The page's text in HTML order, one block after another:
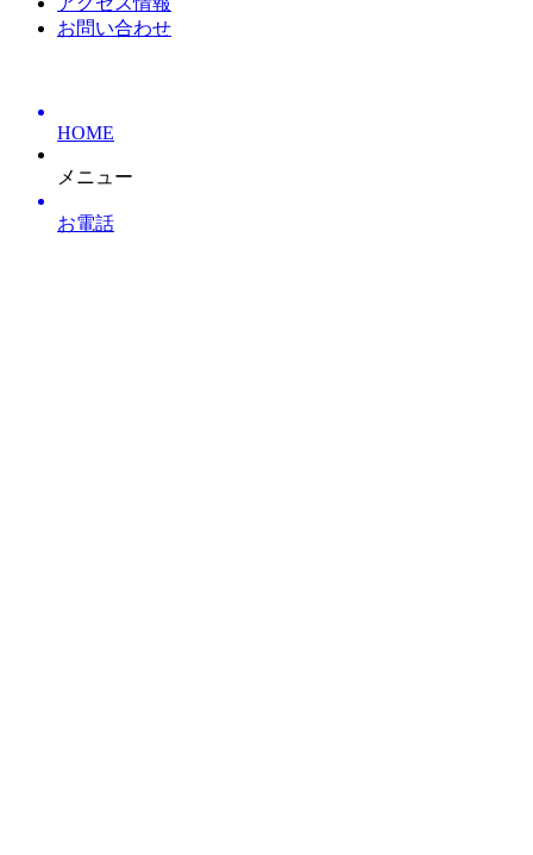
お問い合わせ
HOME
メニュー
お電話